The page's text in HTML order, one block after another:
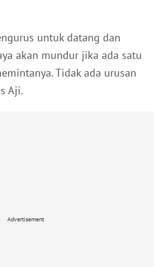
untuk datang dan
akan mundur jika ada satu
Tidak ada urusan
Aji.
Advertisement